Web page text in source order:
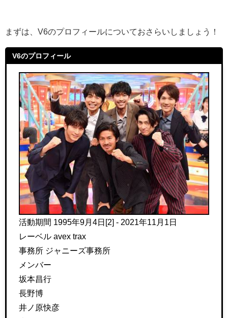
まずは、V6のプロフィールについておさらいしましょう！
V6のプロフィール
活動期間 1995年9月4日[2] - 2021年11月1日
レーベル avex trax
事務所 ジャニーズ事務所
メンバー
坂本昌行
長野博
井ノ原快彦